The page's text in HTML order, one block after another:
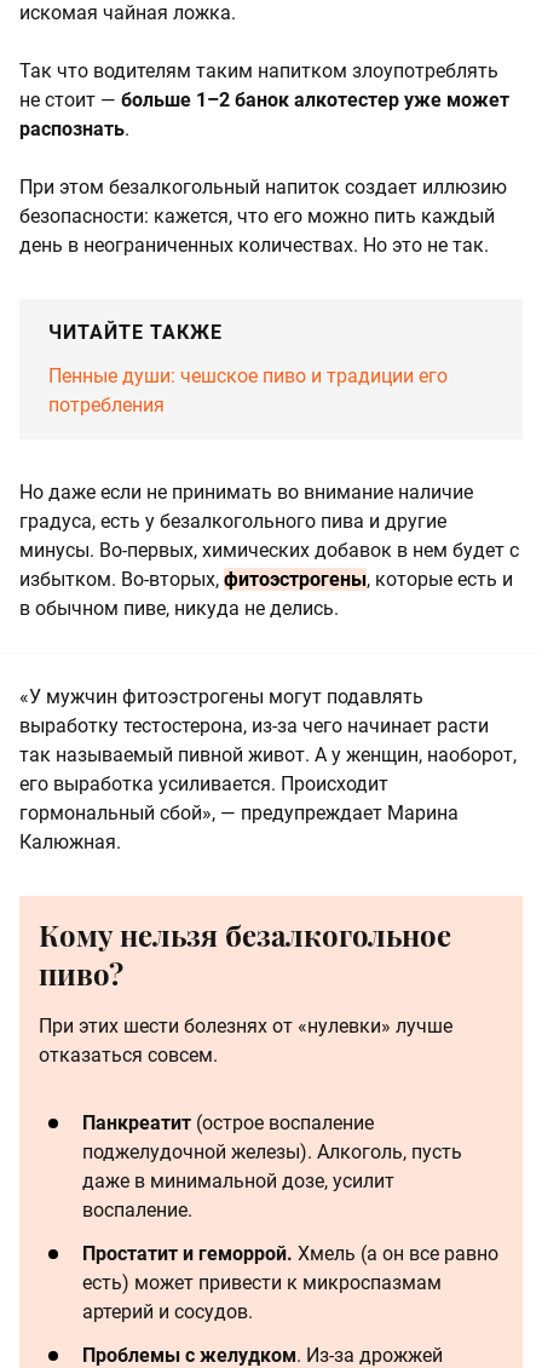
искомая чайная ложка.
Так что водителям таким напитком злоупотреблять
не стоит — больше 1–2 банок алкотестер уже может
распознать.
При этом безалкогольный напиток создает иллюзию
безопасности: кажется, что его можно пить каждый
день в неограниченных количествах. Но это не так.
ЧИТАЙТЕ ТАКЖЕ
Пенные души: чешское пиво и традиции его
потребления
Но даже если не принимать во внимание наличие
градуса, есть у безалкогольного пива и другие
минусы. Во-первых, химических добавок в нем будет с
избытком. Во-вторых, фитоэстрогены, которые есть и
в обычном пиве, никуда не делись.
«У мужчин фитоэстрогены могут подавлять
выработку тестостерона, из-за чего начинает расти
так называемый пивной живот. А у женщин, наоборот,
его выработка усиливается. Происходит
гормональный сбой», — предупреждает Марина
Калюжная.
Кому нельзя безалкогольное
пиво?
При этих шести болезнях от «нулевки» лучше
отказаться совсем.
Панкреатит (острое воспаление
поджелудочной железы). Алкоголь, пусть
даже в минимальной дозе, усилит
воспаление.
Простатит и геморрой. Хмель (а он все равно
есть) может привести к микроспазмам
артерий и сосудов.
Проблемы с желудком. Из-за дрожжей